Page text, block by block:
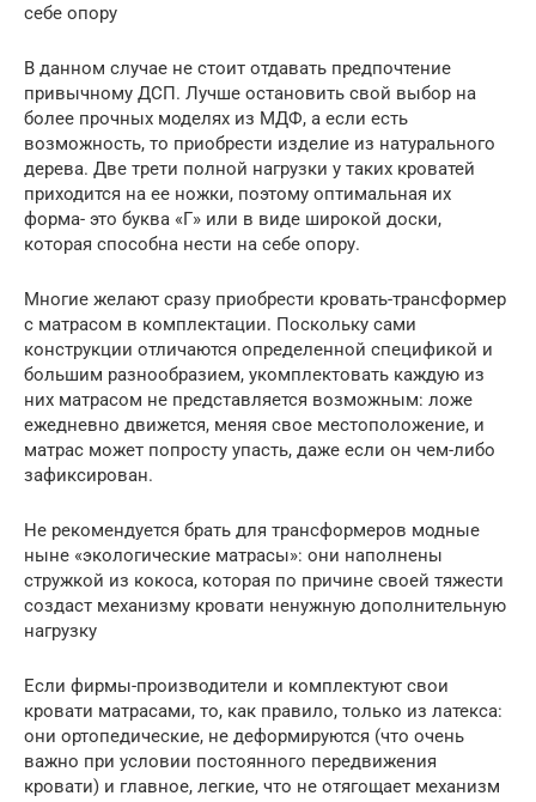
себе опору
В данном случае не стоит отдавать предпочтение
привычному ДСП. Лучше остановить свой выбор на
более прочных моделях из МДФ, а если есть
возможность, то приобрести изделие из натурального
дерева. Две трети полной нагрузки у таких кроватей
приходится на ее ножки, поэтому оптимальная их
форма- это буква «Г» или в виде широкой доски,
которая способна нести на себе опору.
Многие желают сразу приобрести кровать-трансформер
с матрасом в комплектации. Поскольку сами
конструкции отличаются определенной спецификой и
большим разнообразием, укомплектовать каждую из
них матрасом не представляется возможным: ложе
ежедневно движется, меняя свое местоположение, и
матрас может попросту упасть, даже если он чем-либо
зафиксирован.
Не рекомендуется брать для трансформеров модные
ныне «экологические матрасы»: они наполнены
стружкой из кокоса, которая по причине своей тяжести
создаст механизму кровати ненужную дополнительную
нагрузку
Если фирмы-производители и комплектуют свои
кровати матрасами, то, как правило, только из латекса:
они ортопедические, не деформируются (что очень
важно при условии постоянного передвижения
кровати) и главное, легкие, что не отягощает механизм